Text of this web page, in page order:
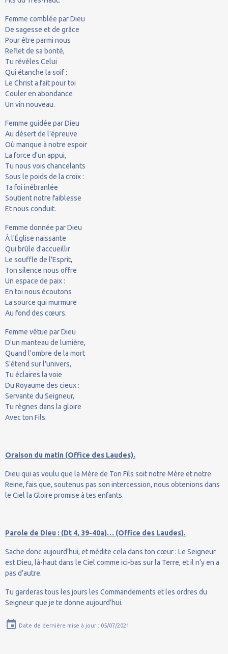
Femme comblée par Dieu
De sagesse et de grâce
Pour être parmi nous
Reflet de sa bonté,
Tu révèles Celui
Qui étanche la soif :
Le Christ a fait pour toi
Couler en abondance
Un vin nouveau.
Femme guidée par Dieu
Au désert de l'épreuve
Où manque à notre espoir
La force d'un appui,
Tu nous vois chancelants
Sous le poids de la croix :
Ta foi inébranlée
Soutient notre faiblesse
Et nous conduit.
Femme donnée par Dieu
À l'Église naissante
Qui brûle d'accueillir
Le souffle de l'Esprit,
Ton silence nous offre
Un espace de paix :
En toi nous écoutons
La source qui murmure
Au fond des cœurs.
Femme vêtue par Dieu
D'un manteau de lumière,
Quand l'ombre de la mort
S'étend sur l'univers,
Tu éclaires la voie
Du Royaume des cieux :
Servante du Seigneur,
Tu règnes dans la gloire
Avec ton Fils.
Oraison du matin (Office des Laudes).
Dieu qui as voulu que la Mère de Ton Fils soit notre Mère et notre
Reine, fais que, soutenus pas son intercession, nous obtenions dans
le Ciel la Gloire promise à tes enfants.
Parole de Dieu : (Dt 4, 39-40a)… (Office des Laudes).
Sache donc aujourd’hui, et médite cela dans ton cœur : Le Seigneur
est Dieu, là-haut dans le Ciel comme ici-bas sur la Terre, et il n’y en a
pas d’autre.
Tu garderas tous les jours les Commandements et les ordres du
Seigneur que je te donne aujourd’hui.
Date de dernière mise à jour : 05/07/2021